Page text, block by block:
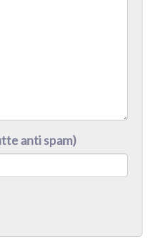
anti spam)